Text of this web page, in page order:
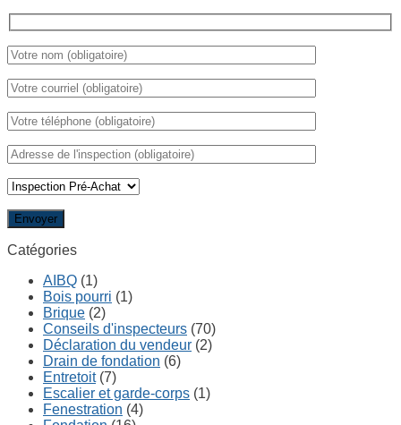
Catégories
AIBQ (1)
Bois pourri (1)
Brique (2)
Conseils d'inspecteurs (70)
Déclaration du vendeur (2)
Drain de fondation (6)
Entretoit(7)
Escalier et garde-corps (1)
Fenestration (4)